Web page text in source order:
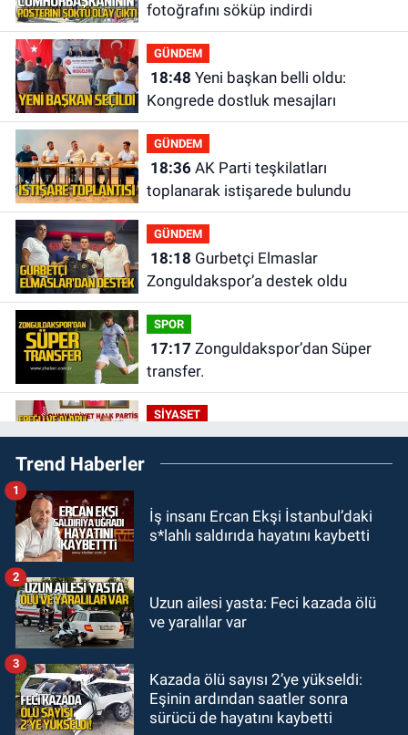
fotoğrafını söküp indirdi
GÜNDEM
18:48
Kongrede dostluk mesajları
GÜNDEM
18:36AK Parti teşkilatları
toplanarak istişarede bulundu
GÜNDEM
18:18
Zonguldakspor’a destek oldu
SPOR
17:17
transfer.
SİYASET
16:50Ereğli ve Alaplı teşkilat
anahtarları teslim edildi.
16:07
14:34Çaycumaspor şartları yerine
KARABÜK
12:53
Olcay Özaltın elektrik akımına
Trend Haberler
İş insanı Ercan Ekşi İstanbul’daki
s*lahlı saldırıda hayatını kaybetti
1
Uzun ailesi yasta: Feci kazada ölü
ve yaralılar var
2
Kazada ölü sayısı 2’ye yükseldi:
Eşinin ardından saatler sonra
sürücü de hayatını kaybetti
3